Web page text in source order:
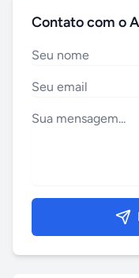
Contato com o